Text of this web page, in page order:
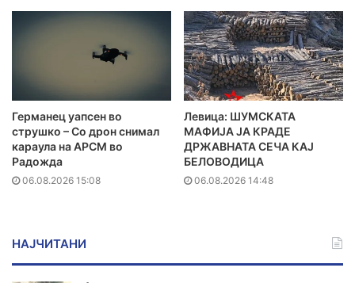
Германец уапсен во
струшко – Со дрон снимал
караула на АРСМ во
Радожда
06.08.2026 15:08
Левица: ШУМСКАТА
МАФИЈА ЈА КРАДЕ
ДРЖАВНАТА СЕЧА КАЈ
БЕЛОВОДИЦА
06.08.2026 14:48
НАЈЧИТАНИ